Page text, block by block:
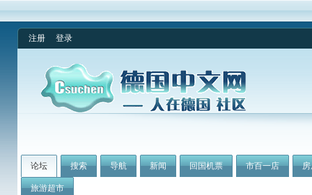
注册 登录
论坛 搜索 导航 新闻 回国机票 市百一店
旅游超市